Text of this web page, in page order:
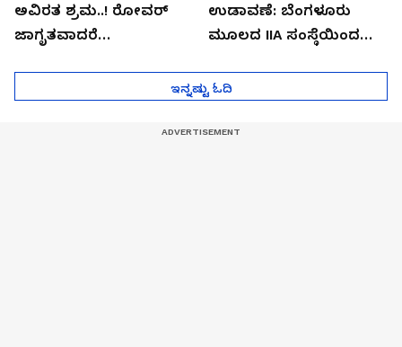
ಅವಿರತ ಶ್ರಮ..! ರೋವರ್
ಜಾಗೃತವಾದರೆ
ಉಡಾವಣೆ: ಬೆಂಗಳೂರು
ಮೂಲದ IIA ಸಂಸ್ಥೆಯಿಂದ
ಇನ್ನಷ್ಟು ಓದಿ